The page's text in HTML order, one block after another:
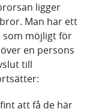
ligger
Man har ett
som möjligt för
en persons
till
att få de här